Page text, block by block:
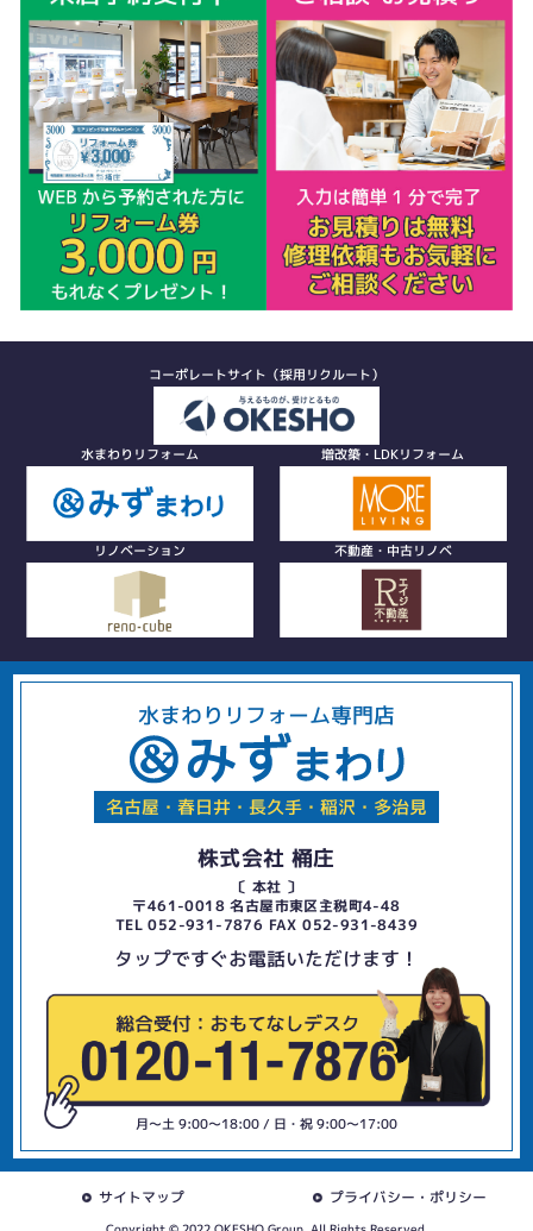
コーポレートサイト（採用リクルート）
水まわりリフォーム 増改築・LDKリフォーム
リノベーション 不動産・中古リノベ
水まわりリフォーム専門店
名古屋・春日井・長久手・稲沢・多治見
株式会社 桶庄
〔 本社 〕
〒461-0018 名古屋市東区主税町4-48
TEL 052-931-7876 FAX 052-931-8439
タップですぐお電話いただけます！
月〜土 9:00〜18:00 / 日・祝 9:00〜17:00
サイトマップ プライバシー・ポリシー